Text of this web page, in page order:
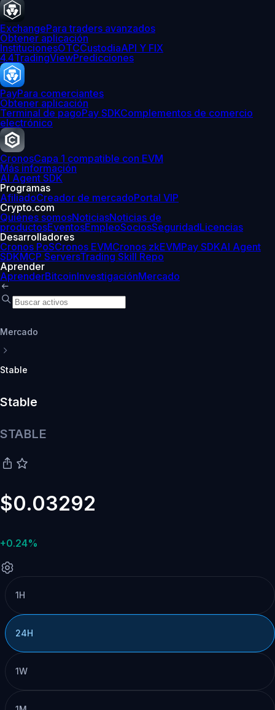
ExchangePara traders avanzados
Obtener aplicación
InstitucionesOTCCustodiaAPI Y FIX
4.4TradingViewPredicciones
PayPara comerciantes
Obtener aplicación
Terminal de pagoPay SDKComplementos de comercio
electrónico
CronosCapa 1 compatible con EVM
Más información
AI Agent SDK
Programas
AfiliadoCreador de mercadoPortal VIP
Crypto.com
Quiénes somosNoticiasNoticias de
productosEventosEmpleoSociosSeguridadLicencias
Desarrolladores
Cronos PoSCronos EVMCronos zkEVMPay SDKAI Agent
SDKMCP ServersTrading Skill Repo
Aprender
AprenderBitcoinInvestigaciónMercado
Mercado
Stable
Stable
STABLE
$0.03292
+0.24%
1H
24H
1W